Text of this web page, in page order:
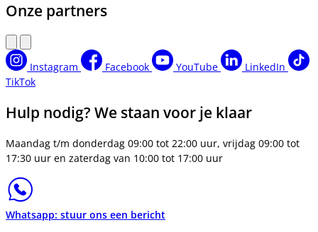
Onze partners
Instagram Facebook YouTube
LinkedIn
TikTok
Hulp nodig? We staan voor je klaar
Maandag t/m donderdag 09:00 tot 22:00 uur, vrijdag 09:00 tot
17:30 uur en zaterdag van 10:00 tot 17:00 uur
Whatsapp: stuur ons een bericht